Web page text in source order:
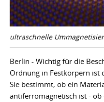
ultraschnelle
Berlin - Wichtig für die
Ordnung in Festkörpern ist
Sie bestimmt, ob ein
antiferromagnetisch ist -